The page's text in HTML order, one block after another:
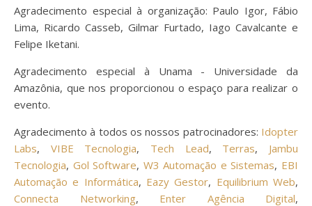
Agradecimento especial à organização: Paulo Igor, Fábio
Lima, Ricardo Casseb, Gilmar Furtado, Iago Cavalcante e
Felipe Iketani.
Agradecimento especial à Unama - Universidade da
Amazônia, que nos proporcionou o espaço para realizar o
evento.
Agradecimento à todos os nossos patrocinadores: Idopter
Labs, VIBE Tecnologia, Tech Lead, Terras, Jambu
Tecnologia, Gol Software, W3 Automação e Sistemas, EBI
Automação e Informática, Eazy Gestor, Equilibrium Web,
Connecta Networking, Enter Agência Digital,